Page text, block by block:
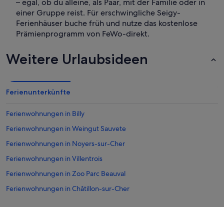
– egal, ob du alleine, als Paar, mit der Familie oder in
einer Gruppe reist. Für erschwingliche Seigy-
Ferienhäuser buche früh und nutze das kostenlose
Prämienprogramm von FeWo-direkt.
Weitere Urlaubsideen
Ferienunterkünfte
Ferienwohnungen in Billy
Ferienwohnungen in Weingut Sauvete
Ferienwohnungen in Noyers-sur-Cher
Ferienwohnungen in Villentrois
Ferienwohnungen in Zoo Parc Beauval
Ferienwohnungen in Châtillon-sur-Cher